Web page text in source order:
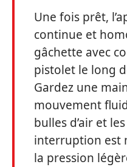
Une fois prêt,
continue et
gâchette avec
pistolet le long
Gardez une
mouvement
bulles d’air et
interruption est
la pression